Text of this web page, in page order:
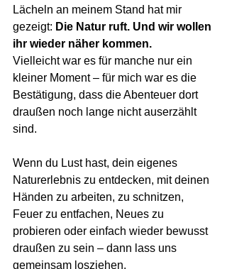
Lächeln an meinem Stand hat mir
gezeigt: Die Natur ruft. Und wir wollen
ihr wieder näher kommen.
Vielleicht war es für manche nur ein
kleiner Moment – für mich war es die
Bestätigung, dass die Abenteuer dort
draußen noch lange nicht auserzählt
sind.
Wenn du Lust hast, dein eigenes
Naturerlebnis zu entdecken, mit deinen
Händen zu arbeiten, zu schnitzen,
Feuer zu entfachen, Neues zu
probieren oder einfach wieder bewusst
draußen zu sein – dann lass uns
gemeinsam losziehen.